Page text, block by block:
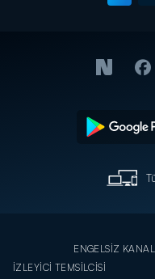
ENGELSİZ
İZLEYİCİ TEMSİLCİSİ